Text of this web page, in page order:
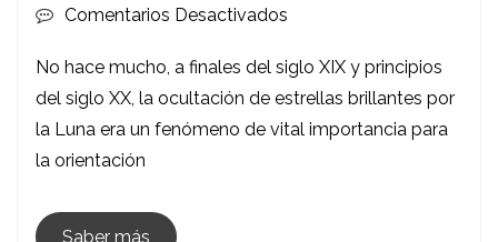
Comentarios Desactivados
En
El
Cielo:
No hace mucho, a finales del siglo XIX y principios
del siglo XX, la ocultación de estrellas brillantes por
la Luna era un fenómeno de vital importancia para
la orientación
Saber más